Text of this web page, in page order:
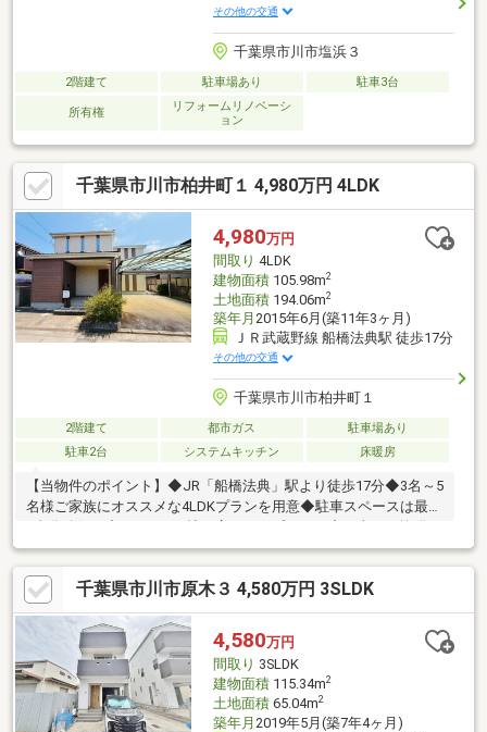
その他の交通
千葉県市川市塩浜３
2階建て 駐車場あり 駐車3台
所有権
リフォームリノベーシ
ョン
千葉県市川市柏井町１ 4,980万円 4LDK
4,980万円
間取り 4LDK
建物面積105.98m2
土地面積194.06m2
築年月 2015年6月(築11年3ヶ月)
ＪＲ武蔵野線 船橋法典駅 徒歩17分
その他の交通
千葉県市川市柏井町１
2階建て 都市ガス
駐車場あり
駐車2台
システムキッチン 床暖房
【当物件のポイント】◆JR「船橋法典」駅より徒歩17分◆3名～5
名様ご家族にオススメな4LDKプランを用意◆駐車スペースは最大
好立地。ご見学は事前にお問合せください
千葉県市川市原木３ 4,580万円 3SLDK
4,580万円
間取り 3SLDK
建物面積115.34m2
土地面積65.04m2
築年月 2019年5月(築7年4ヶ月)